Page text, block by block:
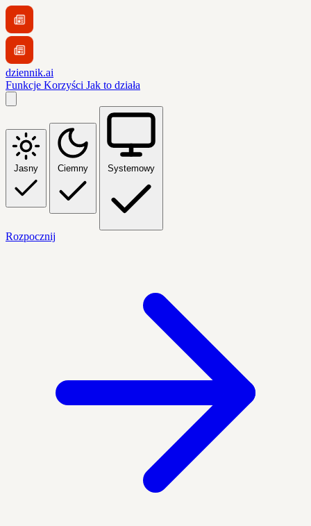
dziennik.ai
Funkcje Korzyści Jak to działa
Jasny Ciemny Systemowy
Rozpocznij